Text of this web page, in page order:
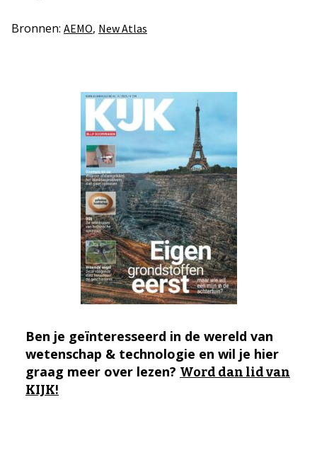
Bronnen: AEMO, New Atlas
Ben je geïnteresseerd in de wereld van
wetenschap & technologie en wil je hier
graag meer over lezen? Word dan lid van
KIJK!